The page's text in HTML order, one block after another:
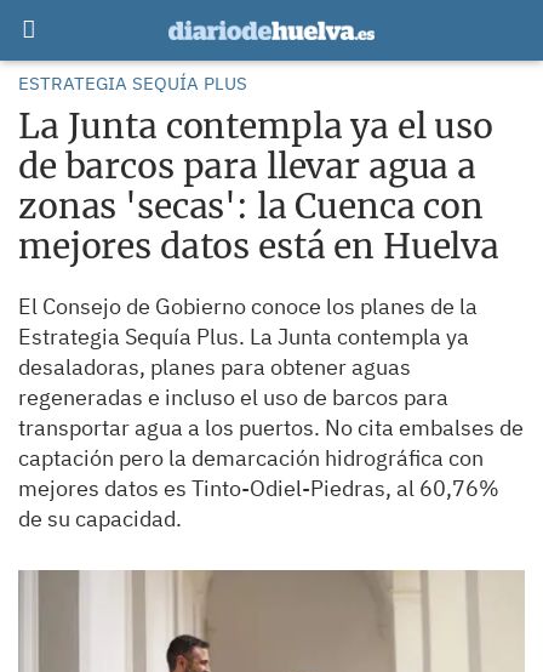
ESTRATEGIA SEQUÍA PLUS
La Junta contempla ya el uso
de barcos para llevar agua a
zonas 'secas': la Cuenca con
mejores datos está en Huelva
El Consejo de Gobierno conoce los planes de la
Estrategia Sequía Plus. La Junta contempla ya
desaladoras, planes para obtener aguas
regeneradas e incluso el uso de barcos para
transportar agua a los puertos. No cita embalses de
captación pero la demarcación hidrográfica con
mejores datos es Tinto-Odiel-Piedras, al 60,76%
de su capacidad.